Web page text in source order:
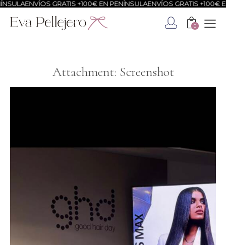
ENVÍOS GRATIS +100€ EN PENÍNSULA ENVÍOS GRATIS +100€
0
Attachment: Screenshot